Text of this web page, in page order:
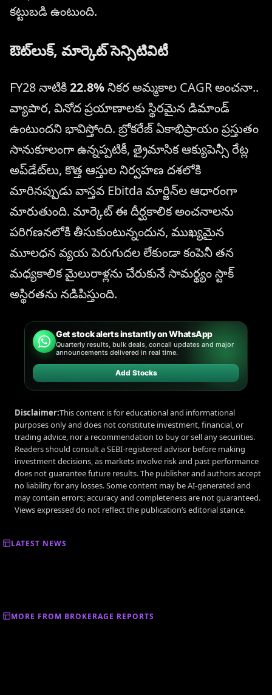
కట్టుబడి ఉంటుంది.
ఔట్‌లుక్, మార్కెట్ సెన్సిటివిటీ
FY28 నాటికి22.8%నికర అమ్మకాల CAGR అంచనా..
వ్యాపార, వినోద ప్రయాణాలకు స్థిరమైన డిమాండ్
ఉంటుందని భావిస్తోంది. బ్రోకరేజ్ ఏకాభిప్రాయం ప్రస్తుతం
సానుకూలంగా ఉన్నప్పటికీ, త్రైమాసిక ఆక్యుపెన్సీ రేట్ల
అప్‌డేట్‌లు, కొత్త ఆస్తుల నిర్వహణ దశలోకి
మారినప్పుడు వాస్తవ Ebitda మార్జిన్‌ల ఆధారంగా
మారుతుంది. మార్కెట్ ఈ దీర్ఘకాలిక అంచనాలను
పరిగణనలోకి తీసుకుంటున్నందున, ముఖ్యమైన
మూలధన వ్యయ పెరుగుదల లేకుండా కంపెనీ తన
మధ్యకాలిక మైలురాళ్లను చేరుకునే సామర్థ్యం స్టాక్
అస్థిరతను నడిపిస్తుంది.
Get stock alerts instantly on WhatsApp
Quarterly results, bulk deals, concall updates and major
announcements delivered in real time.
Add Stocks
Disclaimer:This content is for educational and informational
purposes only and does not constitute investment, financial, or
trading advice, nor a recommendation to buy or sell any securities.
Readers should consult a SEBI-registered advisor before making
investment decisions, as markets involve risk and past performance
does not guarantee future results. The publisher and authors accept
no liability for any losses. Some content may be AI-generated and
may contain errors; accuracy and completeness are not guaranteed.
Views expressed do not reflect the publication’s editorial stance.
LATEST NEWS
MORE FROM BROKERAGE REPORTS